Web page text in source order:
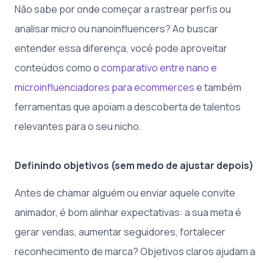
Não sabe por onde começar a rastrear perfis ou
analisar micro ou nanoinfluencers? Ao buscar
entender essa diferença, você pode aproveitar
conteúdos como ocomparativo entre nano e
microinfluenciadores para ecommercese também
ferramentas que apoiam a descoberta de talentos
relevantes para o seu nicho.
Definindo objetivos (sem medo de ajustar depois)
Antes de chamar alguém ou enviar aquele convite
animador, é bom alinhar expectativas: a sua meta é
gerar vendas, aumentar seguidores, fortalecer
reconhecimento de marca? Objetivos claros ajudam a